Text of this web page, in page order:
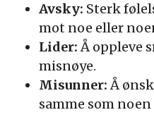
Avsky: Sterk
mot noe eller
Lider:Å oppleve
misnøye.
Misunner:Å
samme som noen